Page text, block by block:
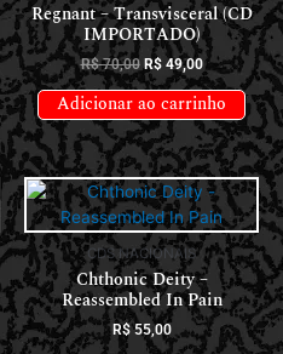
Regnant – Transvisceral (CD
IMPORTADO)
R$70,00 R$49,00
Adicionar ao carrinho
CDS NACIONAIS
Chthonic Deity –
Reassembled In Pain
R$55,00